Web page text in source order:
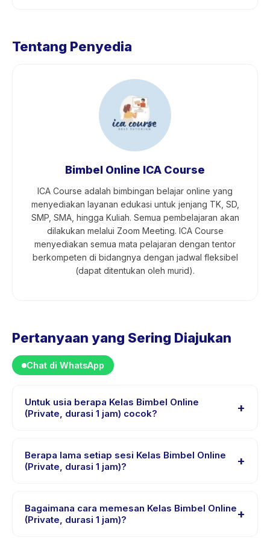
Tentang Penyedia
Bimbel Online ICA Course
ICA Course adalah bimbingan belajar online yang
menyediakan layanan edukasi untuk jenjang TK, SD,
SMP, SMA, hingga Kuliah. Semua pembelajaran akan
dilakukan melalui Zoom Meeting. ICA Course
menyediakan semua mata pelajaran dengan tentor
berkompeten di bidangnya dengan jadwal fleksibel
(dapat ditentukan oleh murid).
Pertanyaan yang Sering Diajukan
Chat di WhatsApp
Untuk usia berapa Kelas Bimbel Online
(Private, durasi 1 jam) cocok?
+
untuk anak usia 0 sampai 18 tahun. Instruktur
menyesuaikan program untuk berbagai tingkat
Berapa lama setiap sesi Kelas Bimbel Online
(Private, durasi 1 jam)?
+
berlangsung sekitar 60 menit. Datang 10 menit lebih
awal untuk proses check-in yang lancar.
Bagaimana cara memesan Kelas Bimbel Online
(Private, durasi 1 jam)?
+